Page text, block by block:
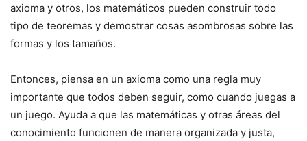
axioma y otros, los matemáticos pueden construir todo
tipo de teoremas y demostrar cosas asombrosas sobre las
formas y los tamaños.
Entonces, piensa en un axioma como una regla muy
importante que todos deben seguir, como cuando juegas a
un juego. Ayuda a que las matemáticas y otras áreas del
conocimiento funcionen de manera organizada y justa,